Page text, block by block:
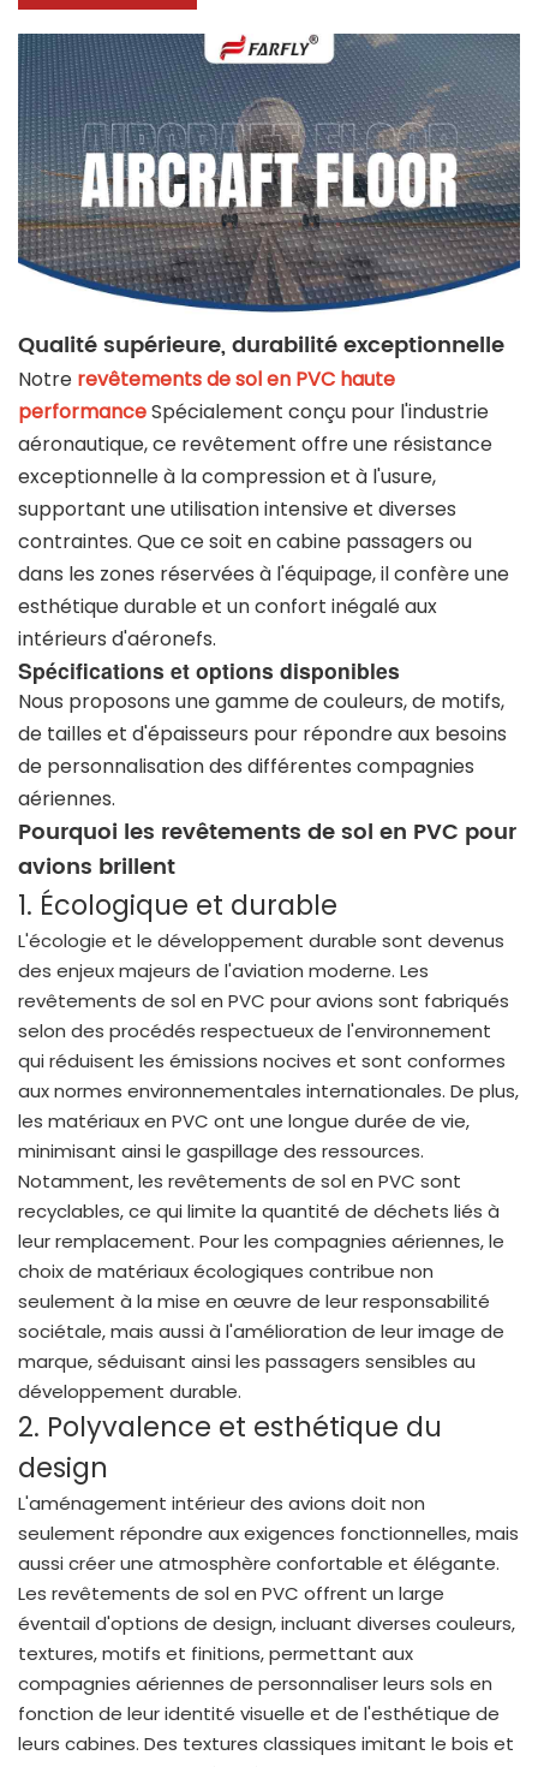
Qualité supérieure, durabilité exceptionnelle
Notre revêtements de sol en PVC haute
performanceSpécialement conçu pour l'industrie
aéronautique, ce revêtement offre une résistance
exceptionnelle à la compression et à l'usure,
supportant une utilisation intensive et diverses
contraintes. Que ce soit en cabine passagers ou
dans les zones réservées à l'équipage, il confère une
esthétique durable et un confort inégalé aux
intérieurs d'aéronefs.
Spécifications et options disponibles
Nous proposons une gamme de couleurs, de motifs,
de tailles et d'épaisseurs pour répondre aux besoins
de personnalisation des différentes compagnies
aériennes.
Pourquoi les revêtements de sol en PVC pour
avions brillent
1. Écologique et durable
L'écologie et le développement durable sont devenus
des enjeux majeurs de l'aviation moderne. Les
revêtements de sol en PVC pour avions sont fabriqués
selon des procédés respectueux de l'environnement
qui réduisent les émissions nocives et sont conformes
aux normes environnementales internationales. De plus,
les matériaux en PVC ont une longue durée de vie,
minimisant ainsi le gaspillage des ressources.
Notamment, les revêtements de sol en PVC sont
recyclables, ce qui limite la quantité de déchets liés à
leur remplacement. Pour les compagnies aériennes, le
choix de matériaux écologiques contribue non
seulement à la mise en œuvre de leur responsabilité
sociétale, mais aussi à l'amélioration de leur image de
marque, séduisant ainsi les passagers sensibles au
développement durable.
2. Polyvalence et esthétique du
design
L'aménagement intérieur des avions doit non
seulement répondre aux exigences fonctionnelles, mais
aussi créer une atmosphère confortable et élégante.
Les revêtements de sol en PVC offrent un large
éventail d'options de design, incluant diverses couleurs,
textures, motifs et finitions, permettant aux
compagnies aériennes de personnaliser leurs sols en
fonction de leur identité visuelle et de l'esthétique de
leurs cabines. Des textures classiques imitant le bois et